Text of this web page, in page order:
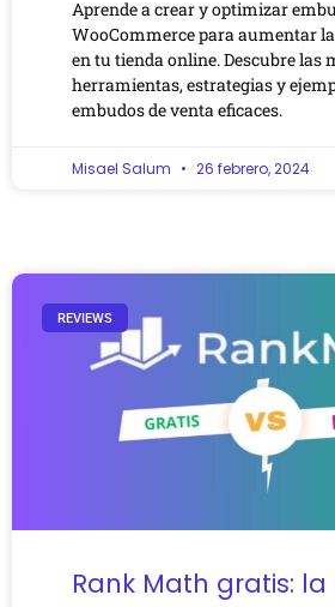
Aprende a crear y optimizar
WooCommerce para aumentar
en tu tienda online. Descubre las
herramientas, estrategias y
embudos de venta eficaces.
Misael Salum 26 febrero, 2024
REVIEWS
Rank Math gratis: